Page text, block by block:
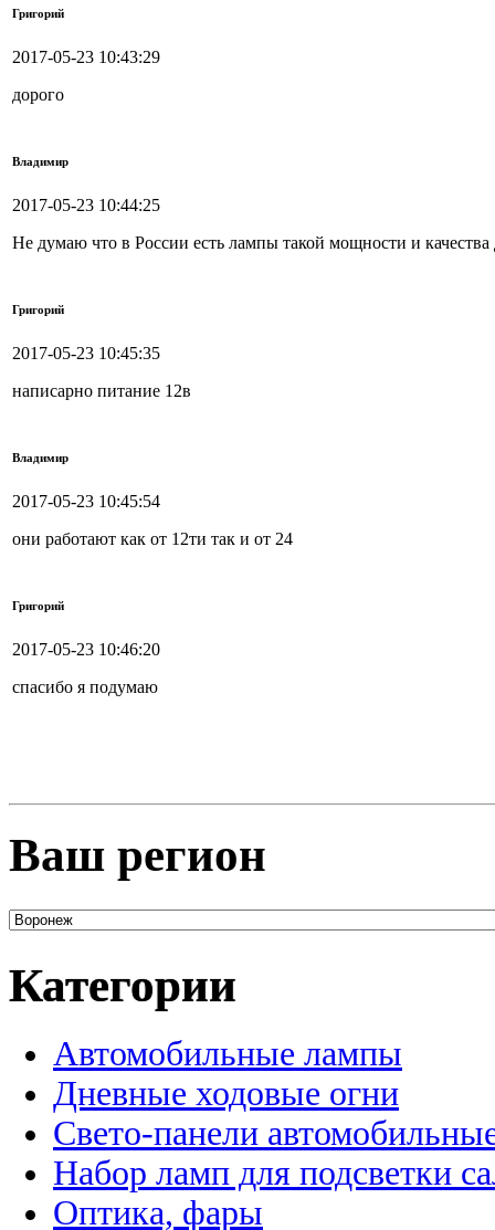
Григорий
2017-05-23 10:43:29
дорого
Владимир
2017-05-23 10:44:25
Не думаю что в России есть лампы такой мощности и качества
Григорий
2017-05-23 10:45:35
написарно питание 12в
Владимир
2017-05-23 10:45:54
они работают как от 12ти так и от 24
Григорий
2017-05-23 10:46:20
спасибо я подумаю
Ваш регион
Категории
Автомобильные лампы
Дневные ходовые огни
Свето-панели
Набор ламп для подсветки
Оптика, фары